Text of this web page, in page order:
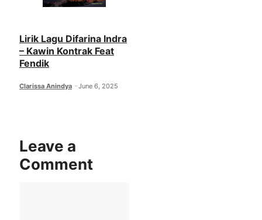
Lirik Lagu Difarina Indra
– Kawin Kontrak Feat
Fendik
Clarissa Anindya June 6, 2025
Leave a
Comment